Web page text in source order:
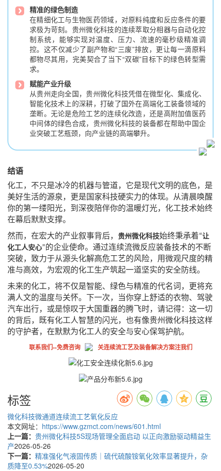
精准的绿色制造
在精细化工与生物医药领域，对原料纯度和反应条件的要
求极为苛刻。贵州微化科技的连续萃取分相器与自动化控
制系统，能够实现对温度、压力、流速的毫秒级精准调
控。这不仅减少了副产物和“三废”排放，更让每一滴原料
都物尽其用，完美契合了当下“双碳”目标下的绿色转型需
求。
赋能产业升级
从贵州走向全国，贵州微化科技凭借在微型化、集成化、
智能化技术上的深耕，打破了国外在高端化工装备领域的
垄断。无论是危险工艺的连续化改造，还是高附加值医药
中间体的绿色合成，贵州微化科技的装备都在帮助中国企
业突破工艺瓶颈，向产业链的高端攀升。
结语
化工，不只是冰冷的机器与管道，它是现代文明的底色，是
美好生活的源泉，更是国家科技硬实力的体现。从清晨唤醒
你的第一缕阳光，到深夜陪伴你的温暖灯光，化工技术始终
在幕后默默支撑。
然而，在宏大的产业叙事背后， 贵州微化科技始终秉承着“让
化工人安心”的企业使命。通过连续流微反应装备技术的不断
突破，致力于从源头化解高危工艺的风险，用微观尺度的精
准与高效，为宏观的化工生产筑起一道坚实的安全防线。
未来的化工，将不仅是智能、绿色与精准的代名词，更将充
满人文的温度与关怀。下一次，当你穿上舒适的衣物、驾驶
汽车出行，或是惊叹于大国重器的腾飞时，请记得：这一切
的背后，既有化工人智慧的闪光，也有像贵州微化科技这样
的守护者，在默默为化工人的安全与安心保驾护航。
联系我们--免费咨询 关连续流工艺及装备解决方案注我们
标签
微化科技微通道连续流工艺氧化反应
本文网址： https://www.gzmct.com/news/601.html
上一篇： 贵州微化科技5S现场管理全面启动 以正向激励驱动精益生
产2026-05-26
下一篇： 精准强化气液固传质｜硫代硫酸铵氧化效率显著提升，杂
质降至0.53%2026-05-20